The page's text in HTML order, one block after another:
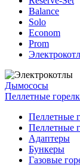
Balance
Solo
Econom
Prom
Дымососы
Пеллетные
Пеллетные
Пеллетные
Адаптеры
Бункеры
Газовые